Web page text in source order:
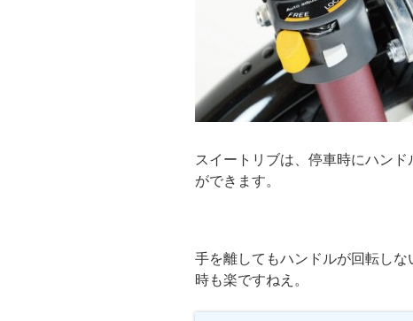
スイートリブは、停車時にハン
ができます。
手を離してもハンドルが回転し
時も楽ですねえ。